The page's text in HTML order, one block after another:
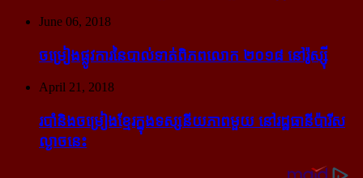
June 06, 2018
ចម្រៀង​ផ្លូវការ​នៃ​បាល់ទាត់​ពិភពលោក ២០១៨ នៅ​រ៉ូស្ស៊ី
April 21, 2018
របាំ​និង​ចម្រៀង​ខ្មែរ​ក្នុង​ទស្សនីយភាព​មួយ នៅ​រដ្ឋធានី​ប៉ារីស​
ល្ងាច​នេះ